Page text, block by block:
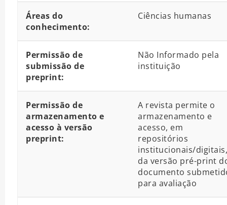
Áreas do
conhecimento:
Ciências humanas
Permissão de
submissão de
preprint:
Não Informado pela
instituição
Permissão de
armazenamento e
acesso à versão
preprint:
A revista permite o
armazenamento e
acesso, em
repositórios
institucionais/digitais,
da versão pré-print
documento
para avaliação